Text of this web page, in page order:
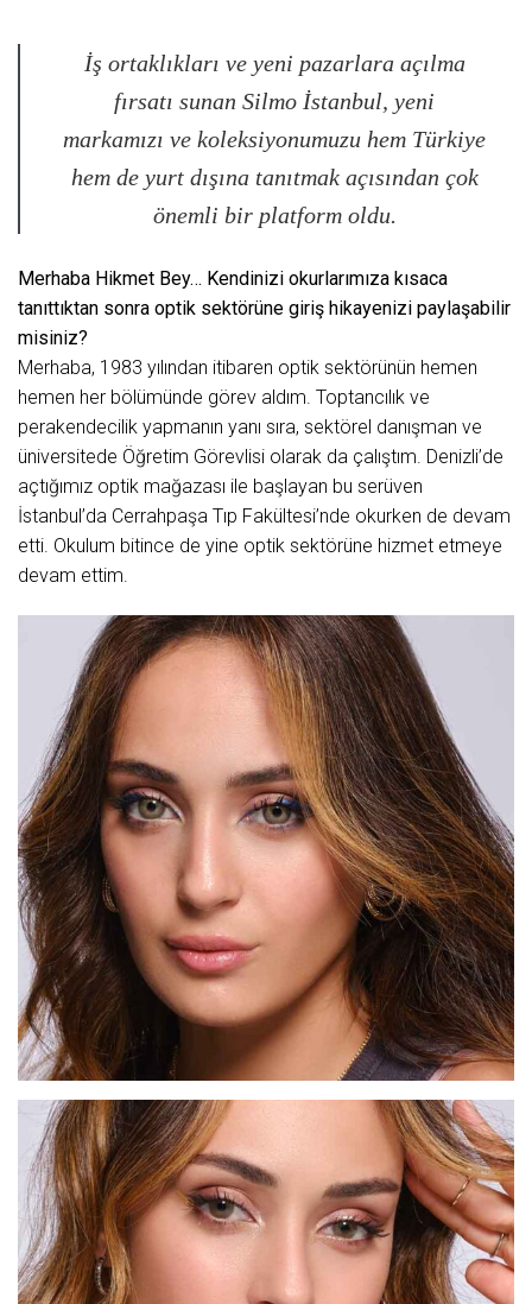
İş ortaklıkları ve yeni pazarlara açılma
fırsatı sunan Silmo İstanbul, yeni
markamızı ve koleksiyonumuzu hem Türkiye
hem de yurt dışına tanıtmak açısından çok
önemli bir platform oldu.
Merhaba Hikmet Bey… Kendinizi okurlarımıza kısaca
tanıttıktan sonra optik sektörüne giriş hikayenizi paylaşabilir
misiniz?
Merhaba, 1983 yılından itibaren optik sektörünün hemen
hemen her bölümünde görev aldım. Toptancılık ve
perakendecilik yapmanın yanı sıra, sektörel danışman ve
üniversitede Öğretim Görevlisi olarak da çalıştım. Denizli’de
açtığımız optik mağazası ile başlayan bu serüven
İstanbul’da Cerrahpaşa Tıp Fakültesi’nde okurken de devam
etti. Okulum bitince de yine optik sektörüne hizmet etmeye
devam ettim.